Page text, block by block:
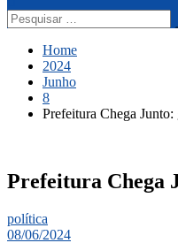
Pesquisar
por:
Home
2024
Junho
8
Prefeitura Chega
Prefeitura Chega
política
08/06/2024